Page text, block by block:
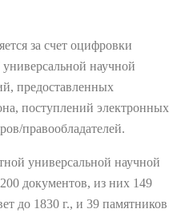
за счет оцифровки
научной
предоставленных
поступлений электронных
правообладателей.
универсальной научной
документов, из них 149
до 1830 г., и 39 памятников